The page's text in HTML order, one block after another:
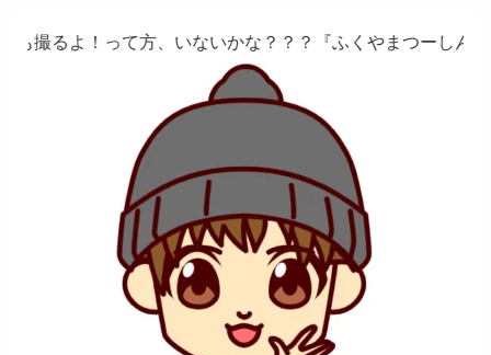
方、いないかな？？？『ふくやまつーしん』でちょっとし